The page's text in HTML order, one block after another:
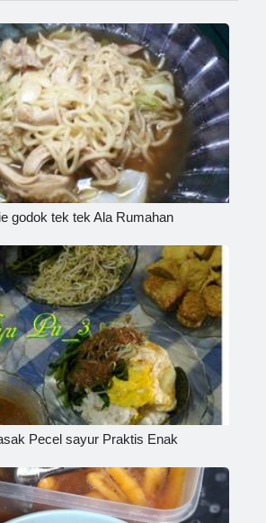
godok tek tek Ala Rumahan
Pecel sayur Praktis Enak